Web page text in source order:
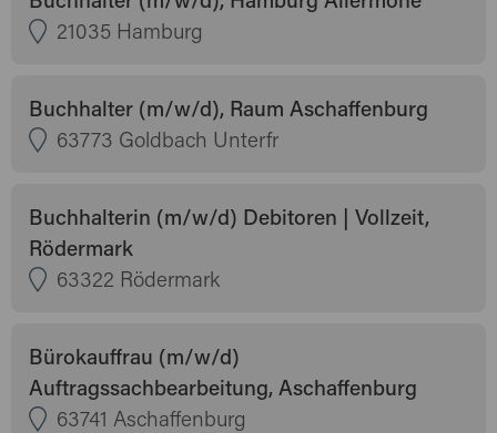
21035 Hamburg
Buchhalter (m/w/d), Raum Aschaffenburg
63773 Goldbach Unterfr
Buchhalterin (m/w/d) Debitoren | Vollzeit,
Rödermark
63322 Rödermark
Bürokauffrau (m/w/d)
Auftragssachbearbeitung, Aschaffenburg
63741 Aschaffenburg